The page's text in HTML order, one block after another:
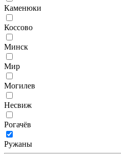
Каменюки
Коссово
Минск
Мир
Могилев
Несвиж
Рогачёв
Ружаны